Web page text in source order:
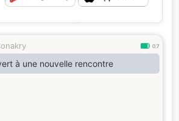
0.7
à une nouvelle rencontre